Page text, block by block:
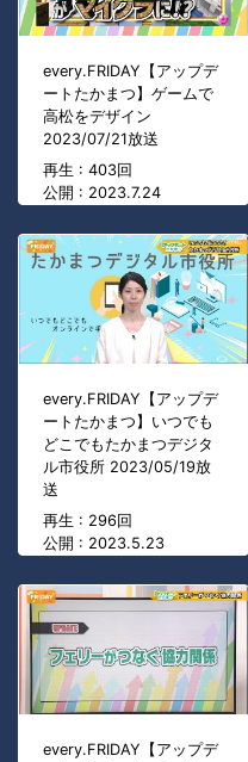
every.FRIDAY【アップデ
ートたかまつ】ゲームで
高松をデザイン
2023/07/21放送
再生 : 403回
公開 : 2023.7.24
every.FRIDAY【アップデ
ートたかまつ】いつでも
どこでもたかまつデジタ
ル市役所 2023/05/19放
送
再生 : 296回
公開 : 2023.5.23
every.FRIDAY【アップデ